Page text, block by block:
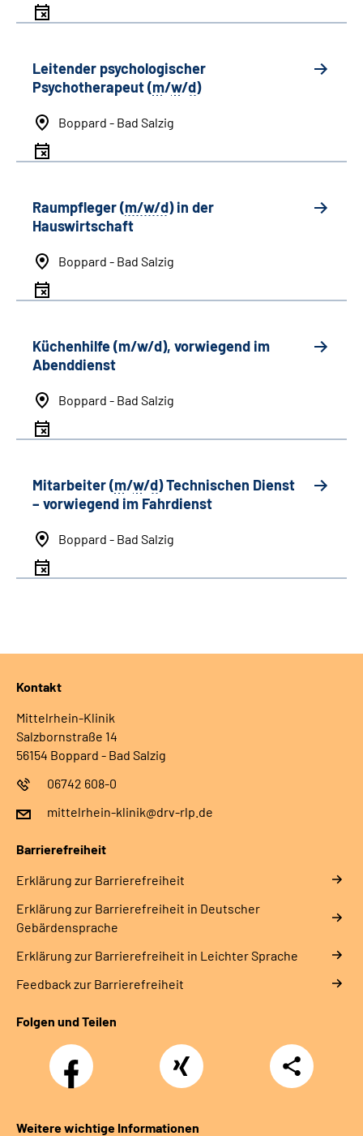
Leitender psychologischer
Psychotherapeut (m/w/d)
Boppard - Bad Salzig
Raumpfleger (m/w/d) in der
Hauswirtschaft
Boppard - Bad Salzig
Küchenhilfe (m/w/d), vorwiegend im
Abenddienst
Boppard - Bad Salzig
Mitarbeiter (m/w/d) Technischen Dienst
– vorwiegend im Fahrdienst
Boppard - Bad Salzig
Kontakt
Mittelrhein-Klinik
Salzbornstraße 14
56154 Boppard - Bad Salzig
06742 608-0
mittelrhein-klinik@drv-rlp.de
Barrierefreiheit
Erklärung zur Barrierefreiheit
Erklärung zur Barrierefreiheit in Deutscher
Gebärdensprache
Erklärung zur Barrierefreiheit in Leichter Sprache
Feedback zur Barrierefreiheit
Folgen und Teilen
Facebook Xing
Teilen
Weitere wichtige Informationen